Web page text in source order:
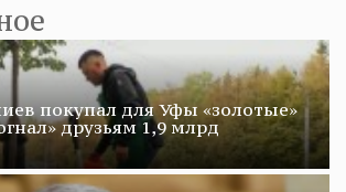
покупал для Уфы «золотые»
друзьям 1,9 млрд